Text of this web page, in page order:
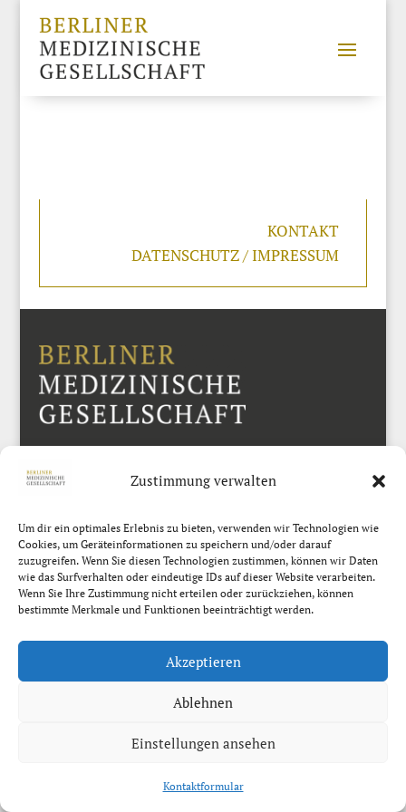
Zustimmung verwalten
Um dir ein optimales Erlebnis zu bieten, verwenden wir Technologien wie
Cookies, um Geräteinformationen zu speichern und/oder darauf
zuzugreifen. Wenn Sie diesen Technologien zustimmen, können wir Daten
wie das Surfverhalten oder eindeutige IDs auf dieser Website verarbeiten.
Wenn Sie Ihre Zustimmung nicht erteilen oder zurückziehen, können
bestimmte Merkmale und Funktionen beeinträchtigt werden.
Akzeptieren
Ablehnen
Einstellungen ansehen
Kontaktformular
KONTAKT
DATENSCHUTZ / IMPRESSUM
Langenbeck-Virchow-Haus
Luisenstraße 58/59
10117 Berlin
Telefon 030-24 08 5000
Fax 030-24 08 8391
E-Mail BerlMedGes@mail.de